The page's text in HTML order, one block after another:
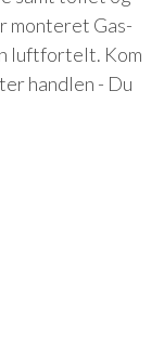
monteret Gas-
luftfortelt. Kom
handlen - Du